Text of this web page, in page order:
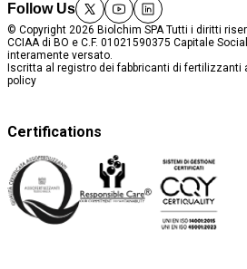
Follow Us
twitteryoutube
linkedin
© Copyright 2026 Biolchim SPA Tutti i diritti
CCIAA di BO e C.F. 01021590375 Capitale
interamente versato.
Iscritta al registro dei fabbricanti di fertilizzanti
policy
Certifications